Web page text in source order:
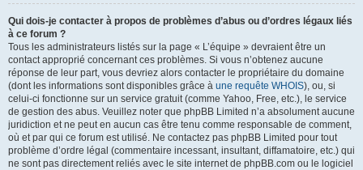
Qui dois-je contacter à propos de problèmes d’abus ou d’ordres légaux liés
à ce forum ?
Tous les administrateurs listés sur la page « L’équipe » devraient être un
contact approprié concernant ces problèmes. Si vous n’obtenez aucune
réponse de leur part, vous devriez alors contacter le propriétaire du domaine
(dont les informations sont disponibles grâce à une requête WHOIS), ou, si
celui-ci fonctionne sur un service gratuit (comme Yahoo, Free, etc.), le service
de gestion des abus. Veuillez noter que phpBB Limited n’a absolument aucune
juridiction et ne peut en aucun cas être tenu comme responsable de comment,
où et par qui ce forum est utilisé. Ne contactez pas phpBB Limited pour tout
problème d’ordre légal (commentaire incessant, insultant, diffamatoire, etc.) qui
ne sont pas directement reliés avec le site internet de phpBB.com ou le logiciel